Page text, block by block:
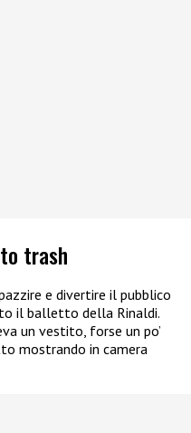
trash
e divertire il pubblico
il balletto della Rinaldi.
un vestito, forse un po’
mostrando in camera